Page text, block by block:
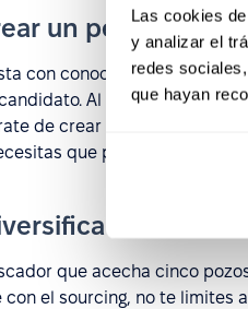
Las cookies
y analizar el
redes
que hayan
un perfil del
con conocer la vacante
Al crear un perfil,
de crear un perfil lo más
que posea.
el "área
que acecha cinco
con el sourcing, no te limites